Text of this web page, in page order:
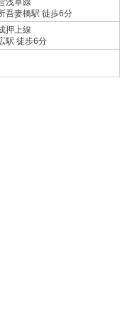
浅草線
吾妻橋駅 徒歩6分
押上線
駅 徒歩6分